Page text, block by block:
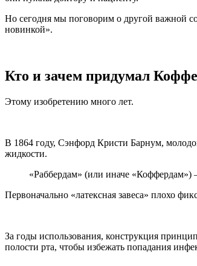
Но сегодня мы поговорим о другой важной
новинкой».
Кто и зачем придумал
Этому изобретению много лет.
В 1864 году, Сэнфорд Кристи Барнум,
жидкости.
«Раббердам» (или иначе «Коффердам»)
Первоначально «латексная завеса» плохо
За годы использования, конструкция
полости рта, чтобы избежать попадания